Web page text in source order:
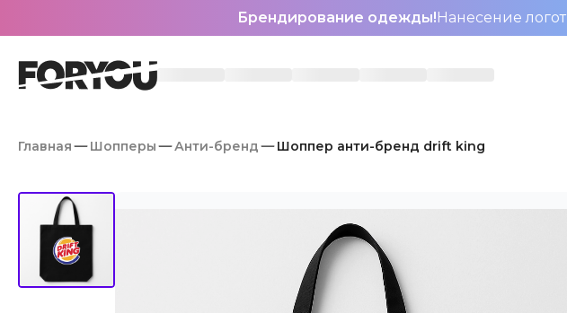
Брендирование одежды!Нанесение
Главная Шопперы Анти-бренд Шоппер анти-бренд drift king